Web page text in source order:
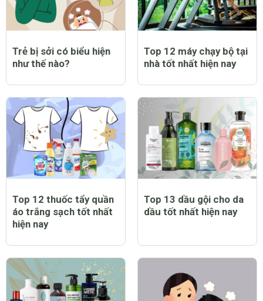
Trẻ bị sởi có biểu hiện
như thế nào?
Top 12 máy chạy bộ tại
nhà tốt nhất hiện nay
Top 12 thuốc tẩy quần
áo trắng sạch tốt nhất
hiện nay
Top 13 dầu gội cho da
dầu tốt nhất hiện nay